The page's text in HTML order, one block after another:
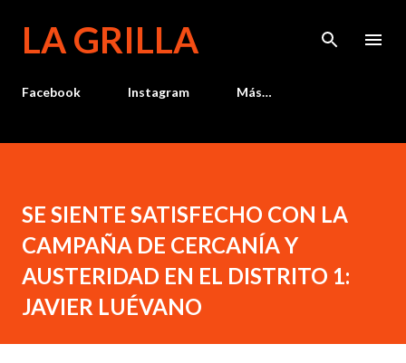
LA GRILLA
Facebook Instagram Más…
SE SIENTE SATISFECHO CON LA
CAMPAÑA DE CERCANÍA Y
AUSTERIDAD EN EL DISTRITO 1:
JAVIER LUÉVANO